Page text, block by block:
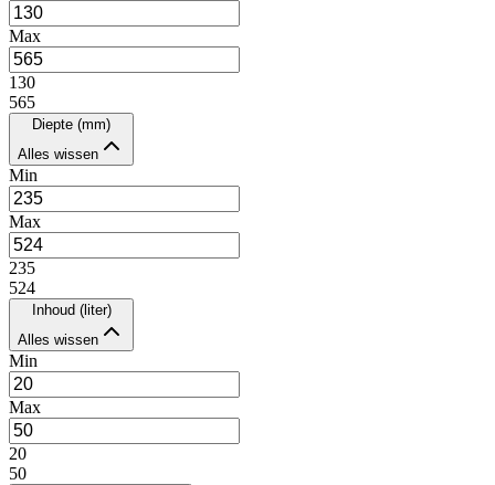
Max
130
565
Diepte (mm)
Alles wissen
Min
Max
235
524
Inhoud (liter)
Alles wissen
Min
Max
20
50